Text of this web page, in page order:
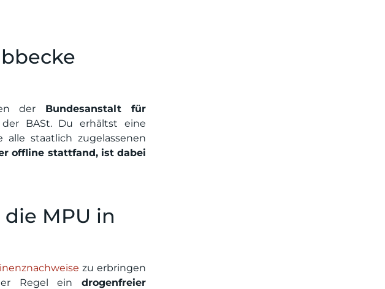
der Bundesanstalt für
BASt. Du erhältst eine
alle staatlich zugelassenen
offline stattfand, ist dabei
MPU in
zu erbringen
Regel ein drogenfreier